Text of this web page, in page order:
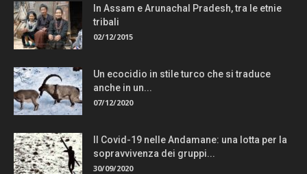
In Assam e Arunachal Pradesh, tra le etnie
tribali
02/12/2015
Un ecocidio in stile turco che si traduce
anche in un...
07/12/2020
Il Covid-19 nelle Andamane: una lotta per la
sopravvivenza dei gruppi...
30/09/2020